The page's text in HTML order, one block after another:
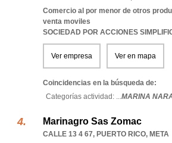
Comercio al por menor de otros
venta moviles
SOCIEDAD POR ACCIONES
Ver empresa Ver en mapa
Coincidencias en la búsqueda de:
Categorías actividad: ...MARINA
Marinagro Sas Zomac
CALLE 13 4 67, PUERTO RICO, META